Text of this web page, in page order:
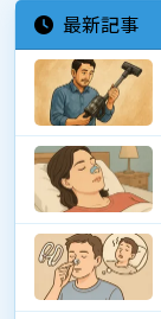
最新記事